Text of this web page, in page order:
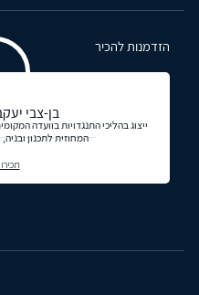
הזדמנות להכיר
בן-צבי
ייצוג בהליכי התנגדויות בוועדה
המחוזית לתכנון